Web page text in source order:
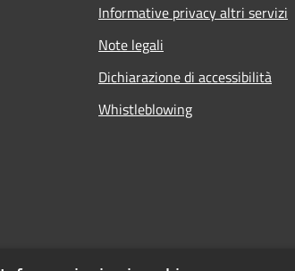
Informative privacy altri servizi
Note legali
Dichiarazione di accessibilità
Whistleblowing